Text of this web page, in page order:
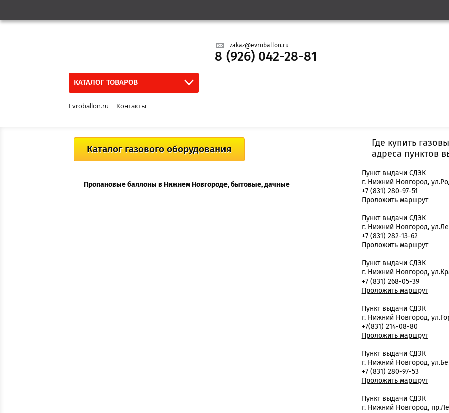
zakaz@evroballon.ru
8 (926) 042-28-81
КАТАЛОГ ТОВАРОВ
Evroballon.ru Контакты
Каталог газового оборудования
Пропановые баллоны в Нижнем Новгороде, бытовые, дачные
Где купить
адреса пунктов
Пункт выдачи СДЭК
г. Нижний Новгород,
+7 (831) 280-97-51
Проложить маршрут
Пункт выдачи СДЭК
г. Нижний Новгород,
+7 (831) 282-13-62
Проложить маршрут
Пункт выдачи СДЭК
г. Нижний Новгород,
+7 (831) 268-05-39
Проложить маршрут
Пункт выдачи СДЭК
г. Нижний Новгород,
+7(831) 214-08-80
Проложить маршрут
Пункт выдачи СДЭК
г. Нижний Новгород,
+7 (831) 280-97-53
Проложить маршрут
Пункт выдачи СДЭК
г. Нижний Новгород,